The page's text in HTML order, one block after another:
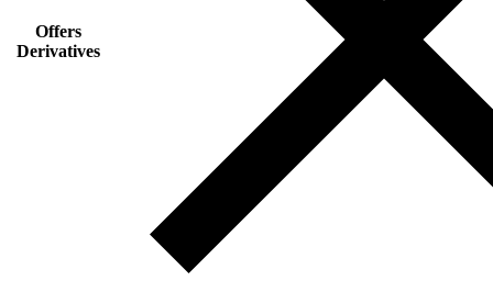
Offers
Derivatives